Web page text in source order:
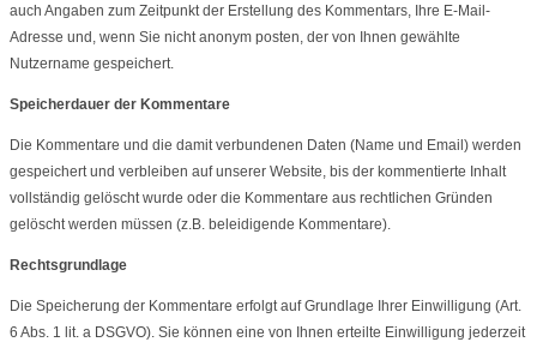
auch Angaben zum Zeitpunkt der Erstellung des Kommentars, Ihre E-Mail-
Adresse und, wenn Sie nicht anonym posten, der von Ihnen gewählte
Nutzername gespeichert.
Speicherdauer der Kommentare
Die Kommentare und die damit verbundenen Daten (Name und Email) werden
gespeichert und verbleiben auf unserer Website, bis der kommentierte Inhalt
vollständig gelöscht wurde oder die Kommentare aus rechtlichen Gründen
gelöscht werden müssen (z.B. beleidigende Kommentare).
Rechtsgrundlage
Die Speicherung der Kommentare erfolgt auf Grundlage Ihrer Einwilligung (Art.
6 Abs. 1 lit. a DSGVO). Sie können eine von Ihnen erteilte Einwilligung jederzeit